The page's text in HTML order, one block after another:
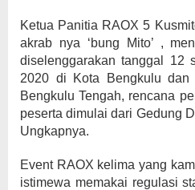
Ketua Panitia RAOX 5
akrab nya ‘bung Mito’ ,
diselenggarakan tanggal 12
2020 di Kota Bengkulu dan
Bengkulu Tengah, rencana
peserta dimulai dari Gedung
Ungkapnya.
Event RAOX kelima yang
istimewa memakai regulasi